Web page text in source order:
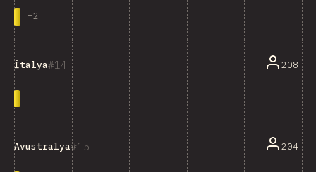
+2
14
İtalya 208
15
Avustralya 204